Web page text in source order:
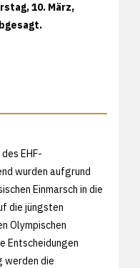
10. März,
EHF-
wurden aufgrund
Einmarsch in die
die jüngsten
Olympischen
Entscheidungen
die